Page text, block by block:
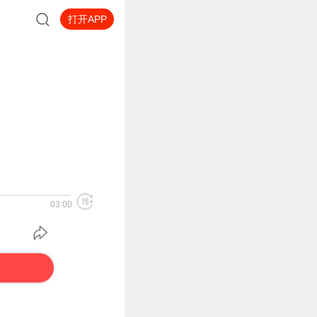
打开APP
03:00